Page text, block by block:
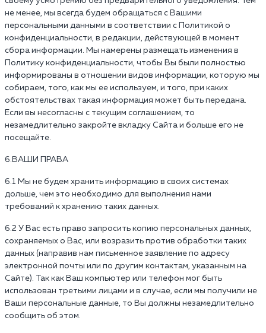
не менее, мы всегда будем обращаться с Вашими
персональными данными в соответствии с Политикой о
конфиденциальности, в редакции, действующей в момент
сбора информации. Мы намерены размещать изменения в
Политику конфиденциальности, чтобы Вы были полностью
информированы в отношении видов информации, которую мы
собираем, того, как мы ее используем, и того, при каких
обстоятельствах такая информация может быть передана.
Если вы несогласны с текущим соглашением, то
незамедлительно закройте вкладку Сайта и больше его не
посещайте.
6.ВАШИ ПРАВА
6.1 Мы не будем хранить информацию в своих системах
дольше, чем это необходимо для выполнения нами
требований к хранению таких данных.
6.2 У Вас есть право запросить копию персональных данных,
сохраняемых о Вас, или возразить против обработки таких
данных (направив нам письменное заявление по адресу
электронной почты или по другим контактам, указанным на
Сайте). Так как Ваш компьютер или телефон мог быть
использован третьими лицами и в случае, если мы получили не
Ваши персональные данные, то Вы должны незамедлительно
сообщить об этом.